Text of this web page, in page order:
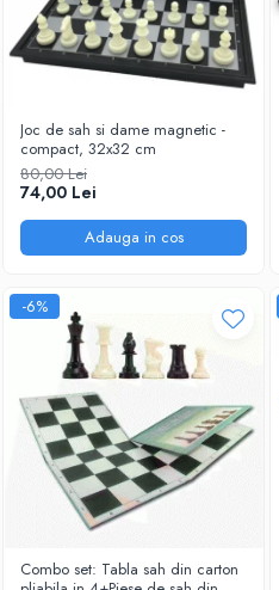
Joc de sah si dame magnetic -
compact, 32x32 cm
80,00 Lei
74,00 Lei
Adauga in cos
-6%
Combo set: Tabla sah din carton